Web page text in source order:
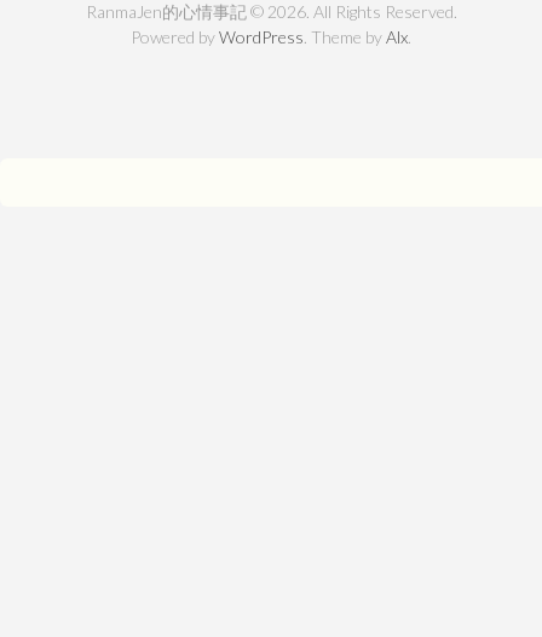
RanmaJen的心情事記 © 2026. All Rights Reserved.
Powered byWordPress. Theme byAlx.